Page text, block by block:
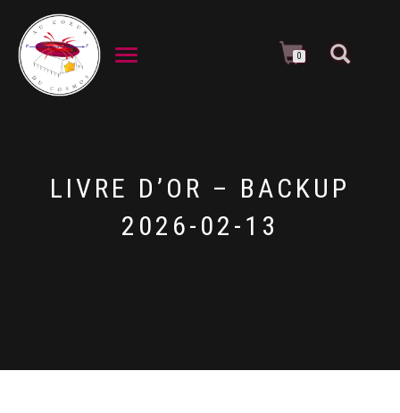
DÉPLIER LA NAVIGATION 0
LIVRE D’OR – BACKUP
2026-02-13